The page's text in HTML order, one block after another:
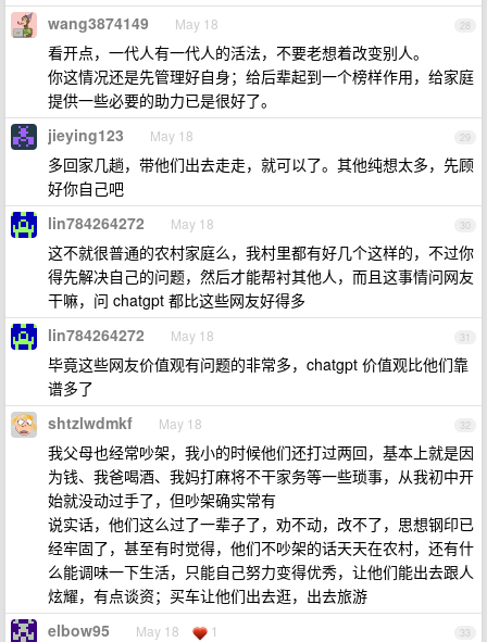
28
wang3874149 May 18
看开点，一代人有一代人的活法，不要老想着改变别人。
你这情况还是先管理好自身；给后辈起到一个榜样作用，给家庭
提供一些必要的助力已是很好了。
29
jieying123 May 18
多回家几趟，带他们出去走走，就可以了。其他纯想太多，先顾
好你自己吧
30
lin784264272 May 18
这不就很普通的农村家庭么，我村里都有好几个这样的，不过你
得先解决自己的问题，然后才能帮衬其他人，而且这事情问网友
干嘛，问 chatgpt 都比这些网友好得多
31
lin784264272 May 18
毕竟这些网友价值观有问题的非常多，chatgpt 价值观比他们靠
谱多了
32
shtzlwdmkf May 18
我父母也经常吵架，我小的时候他们还打过两回，基本上就是因
为钱、我爸喝酒、我妈打麻将不干家务等一些琐事，从我初中开
始就没动过手了，但吵架确实常有
说实话，他们这么过了一辈子了，劝不动，改不了，思想钢印已
经牢固了，甚至有时觉得，他们不吵架的话天天在农村，还有什
么能调味一下生活，只能自己努力变得优秀，让他们能出去跟人
炫耀，有点谈资；买车让他们出去逛，出去旅游
33
elbow95 May 18 1